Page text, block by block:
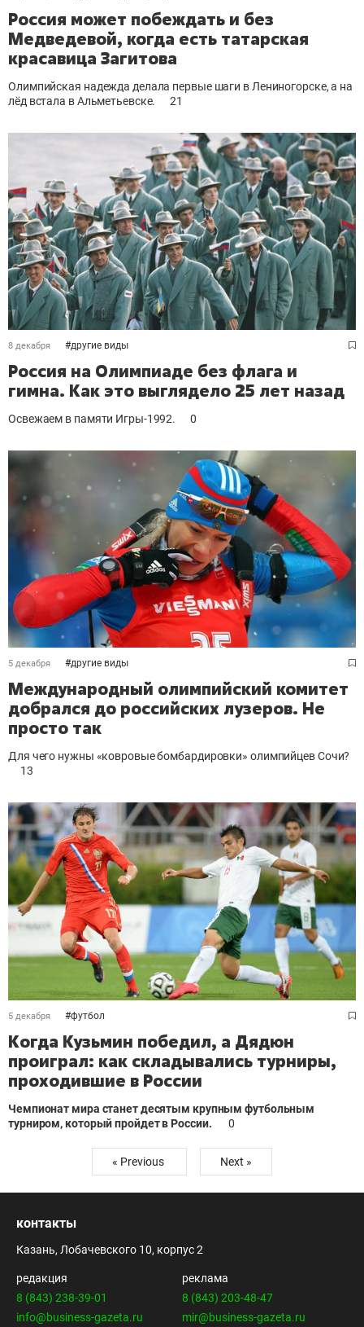
Россия может побеждать и без
Медведевой, когда есть татарская
красавица Загитова
Олимпийская надежда делала первые шаги в Лениногорске, а на
лёд встала в Альметьевске.
21
8 декабря #другие виды
Россия на Олимпиаде без флага и
гимна. Как это выглядело 25 лет назад
Освежаем в памяти Игры-1992. 0
5 декабря #другие виды
Международный олимпийский комитет
добрался до российских лузеров. Не
просто так
Для чего нужны «ковровые бомбардировки» олимпийцев Сочи?
13
5 декабря #футбол
Когда Кузьмин победил, а Дядюн
проиграл: как складывались турниры,
проходившие в России
Чемпионат мира станет десятым крупным футбольным
турниром, который пройдет в России.
0
« Previous Next »
контакты
Казань, Лобачевского 10, корпус 2
редакция
8 (843) 238-39-01
info@business-gazeta.ru
реклама
8 (843) 203-48-47
mir@business-gazeta.ru